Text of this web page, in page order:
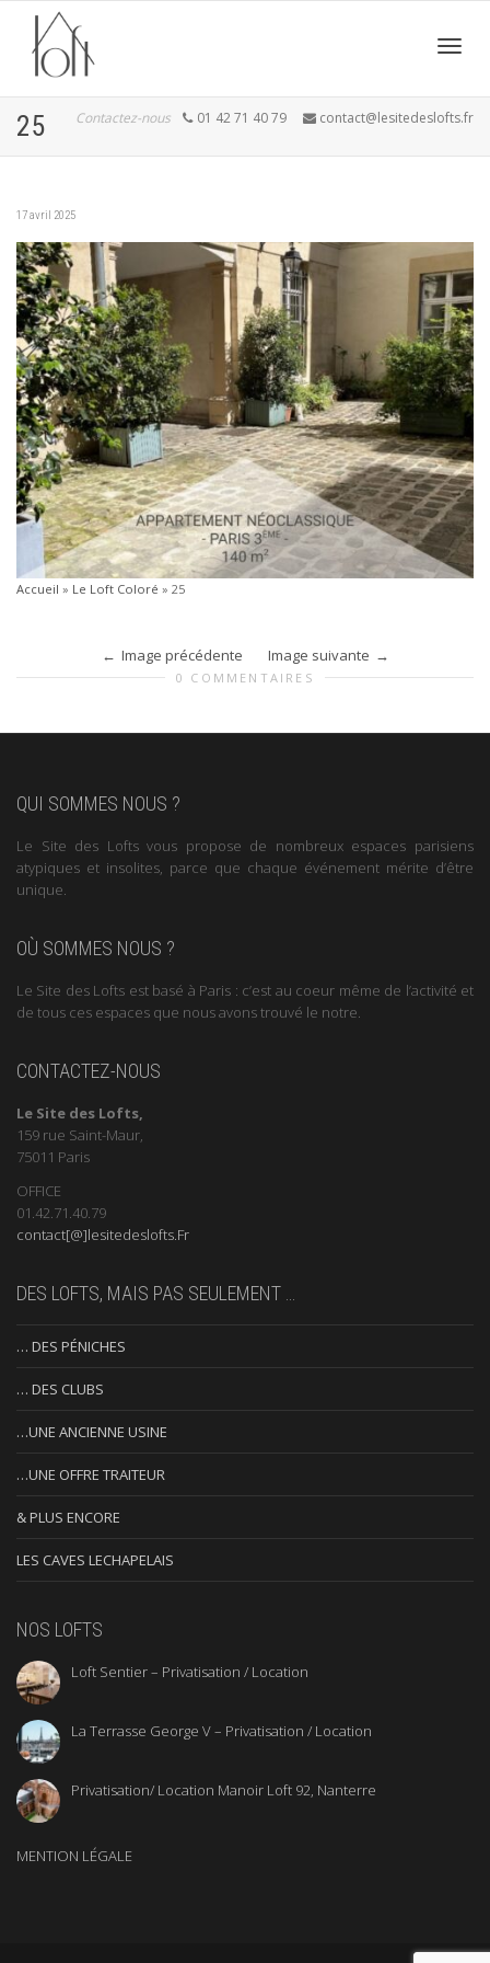
25 Contactez-nous 01 42 71 40 79 contact@lesitedeslofts.fr
17 avril 2025
Accueil » Le Loft Coloré » 25
Image précédente Image suivante
0 COMMENTAIRES
QUI SOMMES NOUS ?
Le Site des Lofts vous propose de nombreux espaces parisiens
atypiques et insolites, parce que chaque événement mérite d’être
unique.
OÙ SOMMES NOUS ?
Le Site des Lofts est basé à Paris : c’est au coeur même de l’activité et
de tous ces espaces que nous avons trouvé le notre.
CONTACTEZ-NOUS
Le Site des Lofts,
159 rue Saint-Maur,
75011 Paris
OFFICE
01.42.71.40.79
contact[@]lesitedeslofts.Fr
DES LOFTS, MAIS PAS SEULEMENT …
… DES PÉNICHES
… DES CLUBS
…UNE ANCIENNE USINE
…UNE OFFRE TRAITEUR
& PLUS ENCORE
LES CAVES LECHAPELAIS
NOS LOFTS
Loft Sentier – Privatisation / Location
La Terrasse George V – Privatisation / Location
Privatisation/ Location Manoir Loft 92, Nanterre
MENTION LÉGALE